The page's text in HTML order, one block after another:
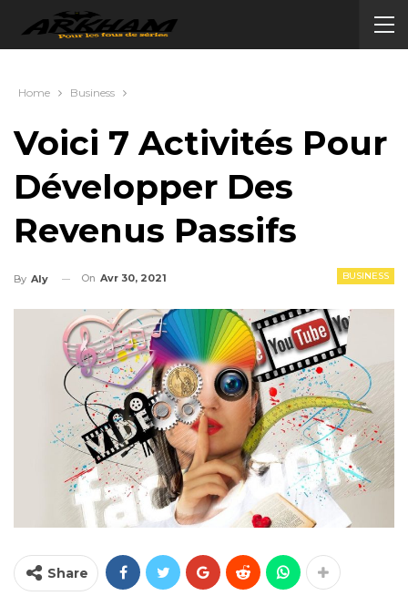
Home Business
Voici 7 Activités Pour
Développer Des
Revenus Passifs
BUSINESS
By Aly On Avr 30, 2021
Share